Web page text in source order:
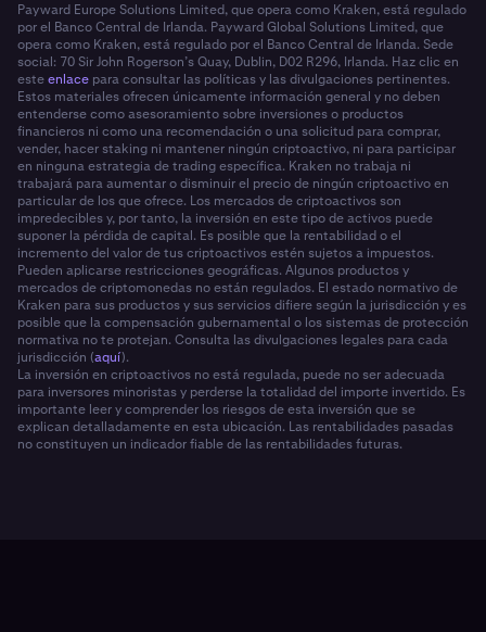
Payward Europe Solutions Limited, que opera como Kraken, está regulado
por el Banco Central de Irlanda. Payward Global Solutions Limited, que
opera como Kraken, está regulado por el Banco Central de Irlanda. Sede
social: 70 Sir John Rogerson’s Quay, Dublin, D02 R296, Irlanda. Haz clic en
esteenlace para consultar las políticas y las divulgaciones pertinentes.
Estos materiales ofrecen únicamente información general y no deben
entenderse como asesoramiento sobre inversiones o productos
financieros ni como una recomendación o una solicitud para comprar,
vender, hacer staking ni mantener ningún criptoactivo, ni para participar
en ninguna estrategia de trading específica. Kraken no trabaja ni
trabajará para aumentar o disminuir el precio de ningún criptoactivo en
particular de los que ofrece. Los mercados de criptoactivos son
impredecibles y, por tanto, la inversión en este tipo de activos puede
suponer la pérdida de capital. Es posible que la rentabilidad o el
incremento del valor de tus criptoactivos estén sujetos a impuestos.
Pueden aplicarse restricciones geográficas. Algunos productos y
mercados de criptomonedas no están regulados. El estado normativo de
Kraken para sus productos y sus servicios difiere según la jurisdicción y es
posible que la compensación gubernamental o los sistemas de protección
normativa no te protejan. Consulta las divulgaciones legales para cada
jurisdicción (aquí).
La inversión en criptoactivos no está regulada, puede no ser adecuada
para inversores minoristas y perderse la totalidad del importe invertido. Es
importante leer y comprender los riesgos de esta inversión que se
explican detalladamente en esta ubicación. Las rentabilidades pasadas
no constituyen un indicador fiable de las rentabilidades futuras.